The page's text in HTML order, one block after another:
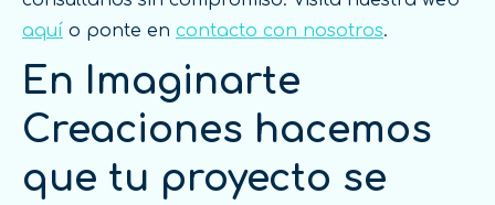
aquí o ponte en contacto con nosotros.
En Imaginarte
Creaciones hacemos
que tu proyecto se